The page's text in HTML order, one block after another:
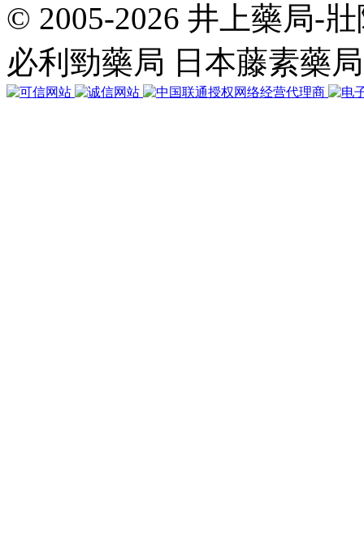
共
行
35
個
查
© 2005-2026 井上藥局-
必利勁藥局 日本藤素藥